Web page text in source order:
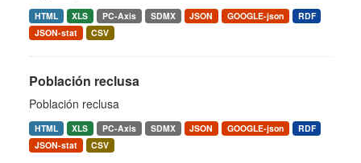
HTML XLS PC-Axis SDMX JSON GOOGLE-json
RDF
JSON-stat
CSV
Población reclusa
Población reclusa
HTML XLS PC-Axis SDMX JSON GOOGLE-json
RDF
JSON-stat
CSV